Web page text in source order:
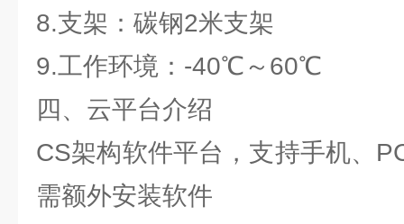
8.支架：碳钢2米支架
9.工作环境：-40℃～60℃
四、云平台介绍
CS架构软件平台，支持手机、
需额外安装软件